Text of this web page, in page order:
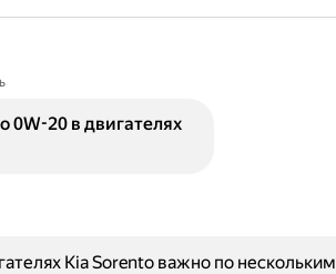
0W-20 в двигателях
Kia Sorento важно по нескольким